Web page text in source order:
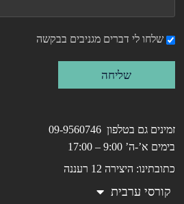
שלחו לי דברים מגניבים בבקשה
שליחה
גם בטלפון 09-9560746
א’-ה’ 9:00 – 17:00
היצירה 12 רעננה
ערבית